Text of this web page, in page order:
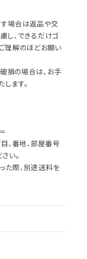
場合は返品や交
し、できるだけゴ
理解のほどお願い
損の場合は、お手
ます。
、番地、部屋番号
い。
た際、別途送料を